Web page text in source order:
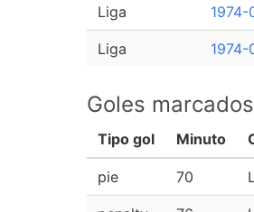
Liga 1974-
Liga 1974-
Goles
Tipo gol Minuto
pie 70